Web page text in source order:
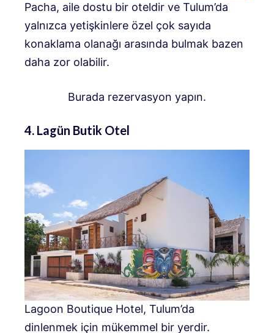
Pacha, aile dostu bir oteldir ve Tulum’da
yalnızca yetişkinlere özel çok sayıda
konaklama olanağı arasında bulmak bazen
daha zor olabilir.
Burada rezervasyon yapın.
4. Lagün Butik Otel
Lagoon Boutique Hotel, Tulum’da
dinlenmek için mükemmel bir yerdir.